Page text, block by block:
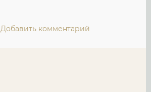
Добавить комментарий